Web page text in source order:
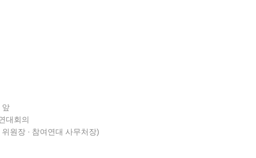
앞
대회의
원장 · 참여연대 사무처장)